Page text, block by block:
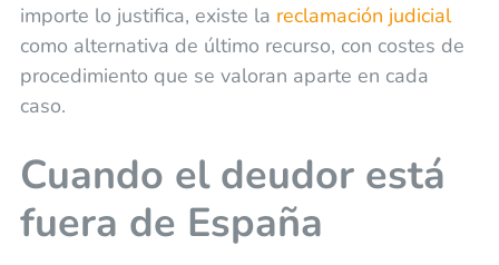
importe lo justifica, existe la reclamación judicial
como alternativa de último recurso, con costes de
procedimiento que se valoran aparte en cada
caso.
Cuando el deudor está
fuera de España